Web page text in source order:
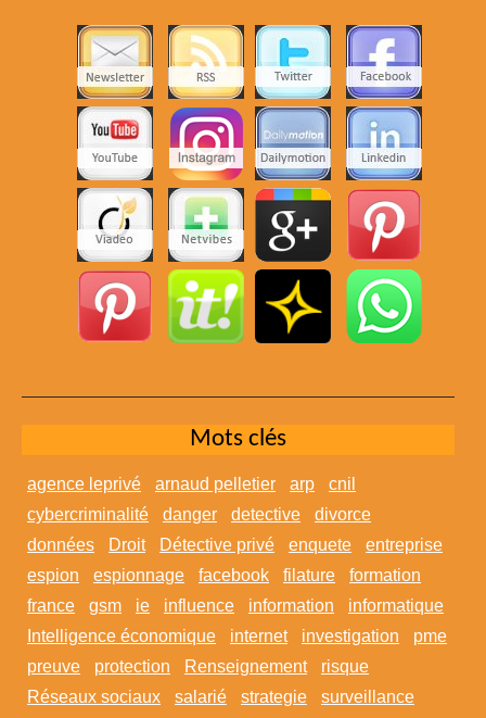
Mots clés
agence leprivé arnaud pelletier arp
cnil
cybercriminalité
danger detective
divorce
données
Droit Détective privé enquete
entreprise
espion
espionnage facebook filature
formation
france
gsm ie influence information
informatique
Intelligence économique
internet investigation
pme
preuve
protection Renseignement
risque
Réseaux sociaux
salarié strategie surveillance